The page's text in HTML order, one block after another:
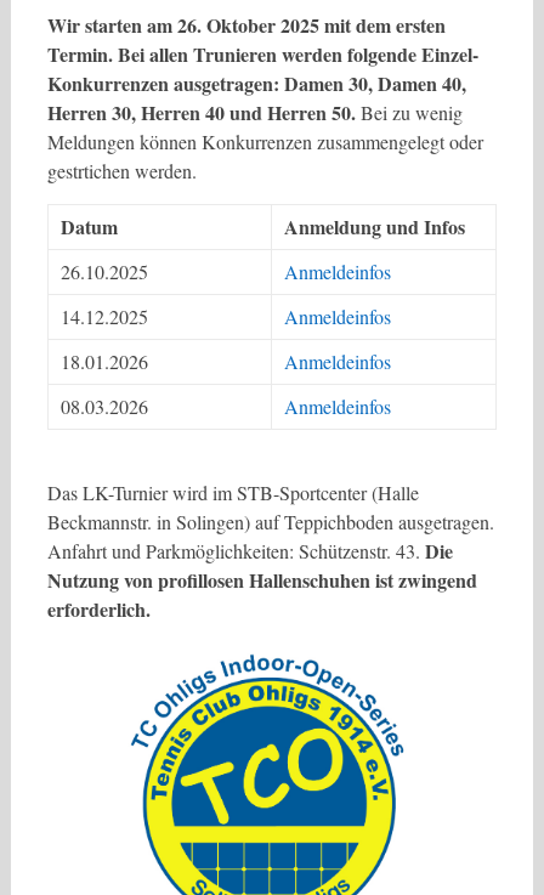
Wir starten am 26. Oktober 2025 mit dem ersten
Termin. Bei allen Trunieren werden folgende Einzel-
Konkurrenzen ausgetragen: Damen 30, Damen 40,
Herren 30, Herren 40 und Herren 50.Bei zu wenig
Meldungen können Konkurrenzen zusammengelegt oder
gestrtichen werden.
Datum Anmeldung und Infos
26.10.2025
Anmeldeinfos
14.12.2025
Anmeldeinfos
18.01.2026
Anmeldeinfos
08.03.2026
Anmeldeinfos
Das LK-Turnier wird im STB-Sportcenter (Halle
Beckmannstr. in Solingen) auf Teppichboden ausgetragen.
Anfahrt und Parkmöglichkeiten: Schützenstr. 43. Die
Nutzung von profillosen Hallenschuhen ist zwingend
erforderlich.